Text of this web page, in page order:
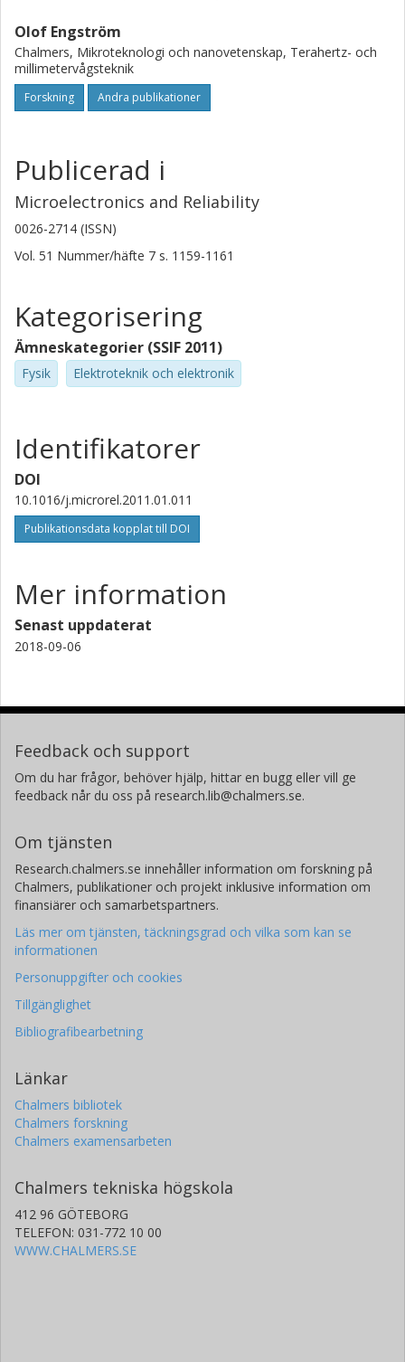
Olof Engström
Chalmers, Mikroteknologi och nanovetenskap, Terahertz- och
millimetervågsteknik
Forskning Andra publikationer
Publicerad i
Microelectronics and Reliability
0026-2714 (ISSN)
Vol. 51 Nummer/häfte 7 s. 1159-1161
Kategorisering
Ämneskategorier (SSIF 2011)
Fysik Elektroteknik och elektronik
Identifikatorer
DOI
10.1016/j.microrel.2011.01.011
Publikationsdata kopplat till DOI
Mer information
Senast uppdaterat
2018-09-06
Feedback och support
Om du har frågor, behöver hjälp, hittar en bugg eller vill ge
feedback når du oss på research.lib@chalmers.se.
Om tjänsten
Research.chalmers.se innehåller information om forskning på
Chalmers, publikationer och projekt inklusive information om
finansiärer och samarbetspartners.
Läs mer om tjänsten, täckningsgrad och vilka som kan se
informationen
Personuppgifter och cookies
Tillgänglighet
Bibliografibearbetning
Länkar
Chalmers bibliotek
Chalmers forskning
Chalmers examensarbeten
Chalmers tekniska högskola
412 96 GÖTEBORG
TELEFON: 031-772 10 00
WWW.CHALMERS.SE